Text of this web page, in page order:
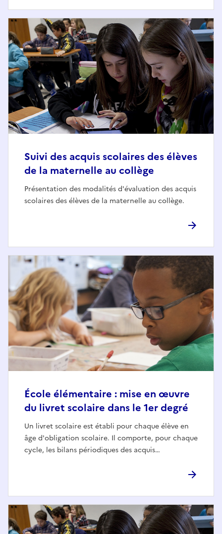
Suivi des acquis scolaires des élèves
de la maternelle au collège
Présentation des modalités d'évaluation des acquis
scolaires des élèves de la maternelle au collège.
École élémentaire : mise en œuvre
du livret scolaire dans le 1er degré
Un livret scolaire est établi pour chaque élève en
âge d'obligation scolaire. Il comporte, pour chaque
cycle, les bilans périodiques des acquis…